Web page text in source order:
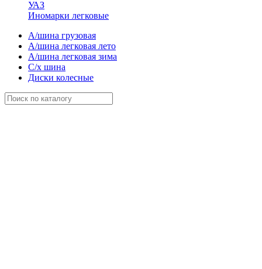
УАЗ
Иномарки легковые
А/шина грузовая
А/шина легковая лето
А/шина легковая зима
С/х шина
Диски колесные